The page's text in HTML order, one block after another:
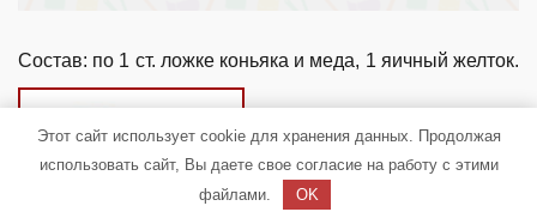
Состав: по 1 ст. ложке коньяка и меда, 1 яичный желток.
Этот сайт использует cookie для хранения данных. Продолжая
использовать сайт, Вы даете свое согласие на работу с этими
файлами.
OK